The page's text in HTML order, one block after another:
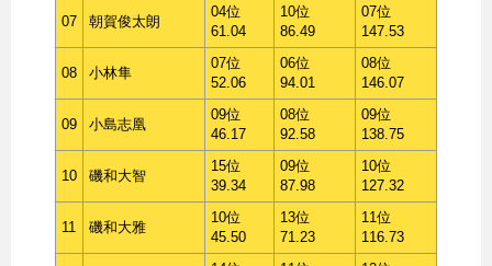
07 朝賀俊太朗
04位
61.04
10位
86.49
07位
147.53
08 小林隼
07位
52.06
06位
94.01
08位
146.07
09 小島志凰
09位
46.17
08位
92.58
09位
138.75
10 磯和大智
15位
39.34
09位
87.98
10位
127.32
11 磯和大雅
10位
45.50
13位
71.23
11位
116.73